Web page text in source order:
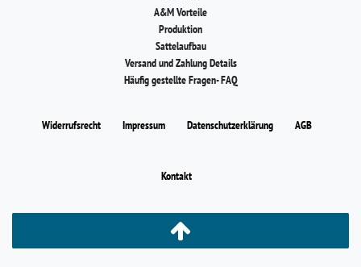
A&M Vorteile
Produktion
Sattelaufbau
Versand und Zahlung Details
Häufig gestellte Fragen- FAQ
Widerrufs­recht Impressum Daten­schutz­erklärung AGB
Kontakt